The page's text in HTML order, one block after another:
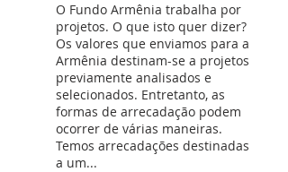
O Fundo Armênia trabalha por
projetos. O que isto quer dizer?
Os valores que enviamos para a
Armênia destinam-se a projetos
previamente analisados e
selecionados. Entretanto, as
formas de arrecadação podem
ocorrer de várias maneiras.
Temos arrecadações destinadas
a um...